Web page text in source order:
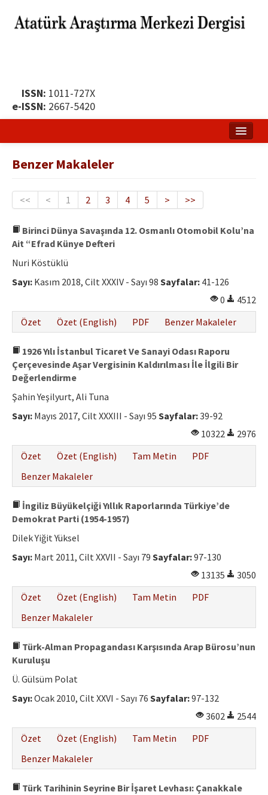
ISSN: 1011-727X
e-ISSN: 2667-5420
Yayın Politikası
Yayın İlkeleri
Hakem Rehberi
Benzer Makaleler
<< < 1 2 3 4 5 > >>
Birinci Dünya Savaşında 12. Osmanlı Otomobil Kolu’na
Ait “Efrad Künye Defteri
Nuri Köstüklü
Sayı: Kasım 2018, Cilt XXXIV - Sayı 98 Sayfalar: 41-126
0
4512
Özet
Özet (English) PDF Benzer Makaleler
1926 Yılı İstanbul Ticaret Ve Sanayi Odası Raporu
Çerçevesinde Aşar Vergisinin Kaldırılması İle İlgili Bir
Değerlendirme
Şahin Yeşilyurt, Ali Tuna
Sayı: Mayıs 2017, Cilt XXXIII - Sayı 95 Sayfalar:39-92
10322
2976
Özet
Özet (English) Tam Metin
PDF
Benzer Makaleler
İngiliz Büyükelçiği Yıllık Raporlarında Türkiye’de
Demokrat Parti (1954-1957)
Dilek Yiğit Yüksel
Sayı: Mart 2011, Cilt XXVII - Sayı 79 Sayfalar:97-130
13135
3050
Özet
Özet (English) Tam Metin
PDF
Benzer Makaleler
Türk-Alman Propagandası Karşısında Arap Bürosu’nun
Kuruluşu
Ü. Gülsüm Polat
Sayı:Ocak 2010, Cilt XXVI - Sayı 76 Sayfalar:97-132
3602
2544
Özet
Özet (English) Tam Metin
PDF
Benzer Makaleler
Türk Tarihinin Seyrine Bir İşaret Levhası: Çanakkale